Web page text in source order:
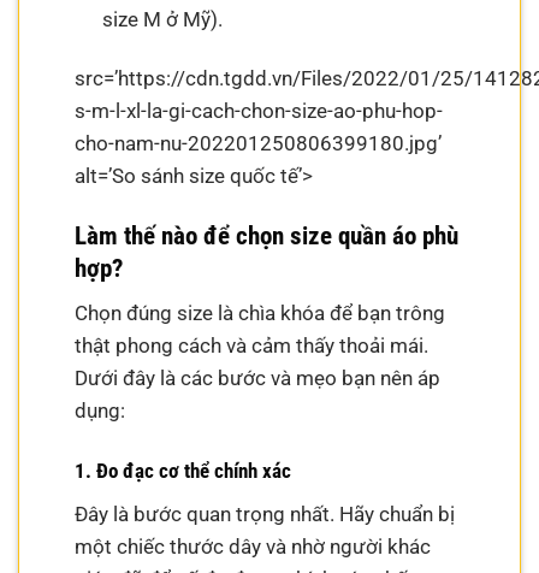
size M ở Mỹ).
src=’https://cdn.tgdd.vn/Files/2022/01/25/
s-m-l-xl-la-gi-cach-chon-size-ao-phu-hop-
cho-nam-nu-202201250806399180.jpg’
alt=’So sánh size quốc tế’>
Làm thế nào để chọn size quần áo phù
hợp?
Chọn đúng size là chìa khóa để bạn trông
thật phong cách và cảm thấy thoải mái.
Dưới đây là các bước và mẹo bạn nên áp
dụng:
1. Đo đạc cơ thể chính xác
Đây là bước quan trọng nhất. Hãy chuẩn bị
một chiếc thước dây và nhờ người khác